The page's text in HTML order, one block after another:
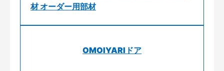
材 オーダー用部材
OMOIYARIドア